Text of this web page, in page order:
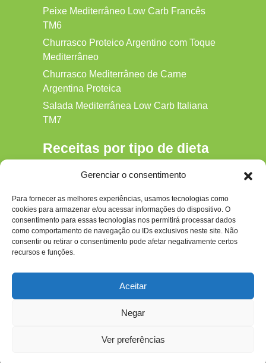
Gerenciar o consentimento
Para fornecer as melhores experiências, usamos tecnologias como
cookies para armazenar e/ou acessar informações do dispositivo. O
consentimento para essas tecnologias nos permitirá processar dados
como comportamento de navegação ou IDs exclusivos neste site. Não
consentir ou retirar o consentimento pode afetar negativamente certos
recursos e funções.
Aceitar
Negar
Ver preferências
Peixe Mediterrâneo Low Carb Francês
TM6
Churrasco Proteico Argentino com Toque
Mediterrâneo
Churrasco Mediterrâneo de Carne
Argentina Proteica
Salada Mediterrânea Low Carb Italiana
TM7
Receitas por tipo de dieta
Gluten‑free
Hipocalórica
Low Carb
Nenhum
Paleo
Todos os Direitos Reservados ao site - dietapaleolitica.com.br © 2026 Por